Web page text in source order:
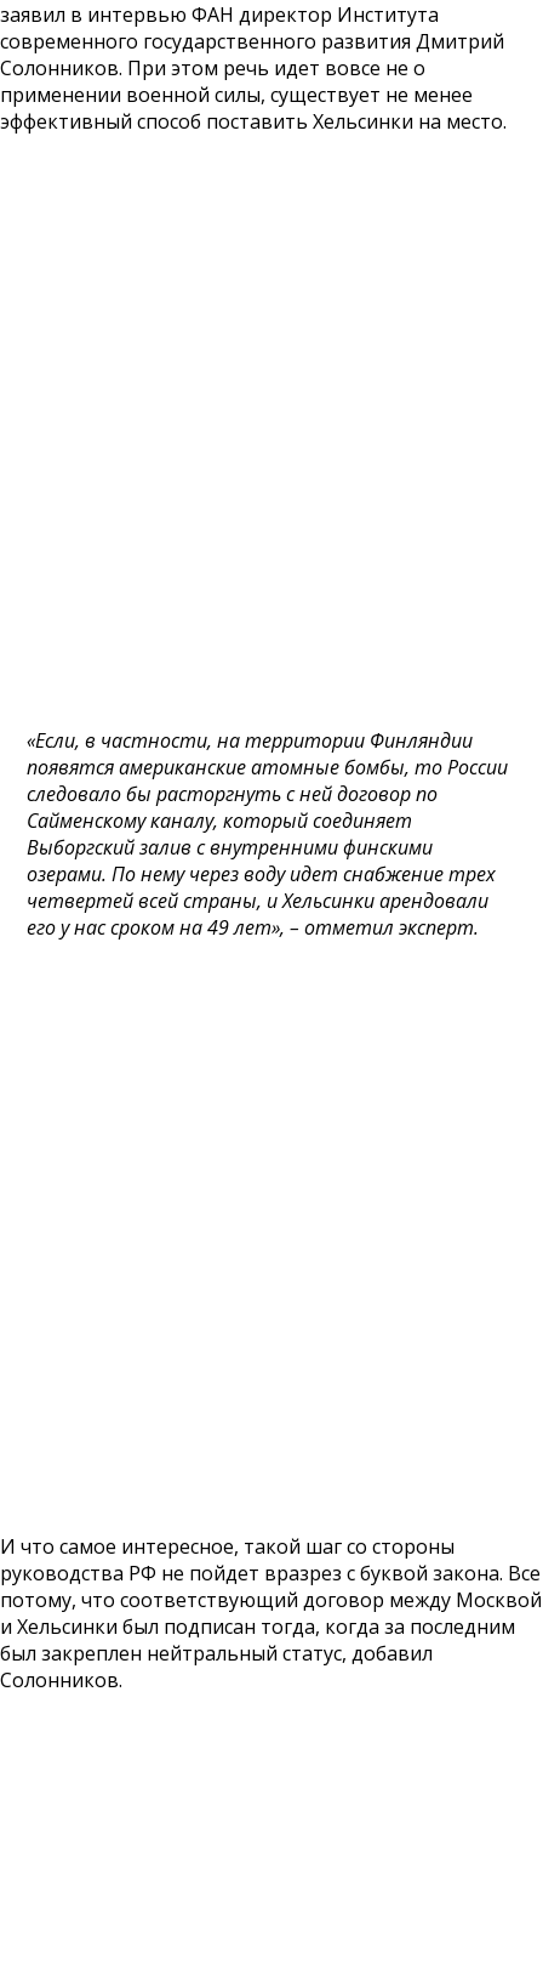
заявил в интервью ФАН директор Института
современного государственного развития Дмитрий
Солонников. При этом речь идет вовсе не о
применении военной силы, существует не менее
эффективный способ поставить Хельсинки на место.
«Если, в частности, на территории Финляндии
появятся американские атомные бомбы, то России
следовало бы расторгнуть с ней договор по
Сайменскому каналу, который соединяет
Выборгский залив с внутренними финскими
озерами. По нему через воду идет снабжение трех
четвертей всей страны, и Хельсинки арендовали
его у нас сроком на 49 лет», – отметил эксперт.
И что самое интересное, такой шаг со стороны
руководства РФ не пойдет вразрез с буквой закона. Все
потому, что соответствующий договор между Москвой
и Хельсинки был подписан тогда, когда за последним
был закреплен нейтральный статус, добавил
Солонников.